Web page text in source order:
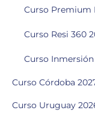
Curso Premium
Curso Resi 360
Curso
Curso Córdoba
Curso Uruguay